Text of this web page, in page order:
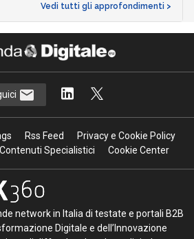
Vedi tutti gli approfondimenti >
Rss Feed
Privacy e Cookie Policy
Specialistici
Cookie Center
network in Italia di testate e portali B2B
Digitale e dell’Innovazione